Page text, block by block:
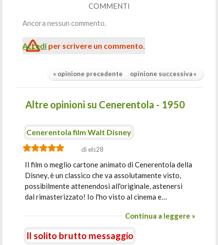
COMMENTI
Ancora nessun commento.
Accedi per scrivere un commento.
« opinione precedente opinione successiva »
Altre opinioni su Cenerentola - 1950
Cenerentola film Walt Disney
di els28
Il film o meglio cartone animato di Cenerentola della
Disney, è un classico che va assolutamente visto,
possibilmente attenendosi all'originale, astenersi
dal rimasterizzato! Io l'ho visto al cinema e…
Continua a leggere »
Il solito brutto messaggio